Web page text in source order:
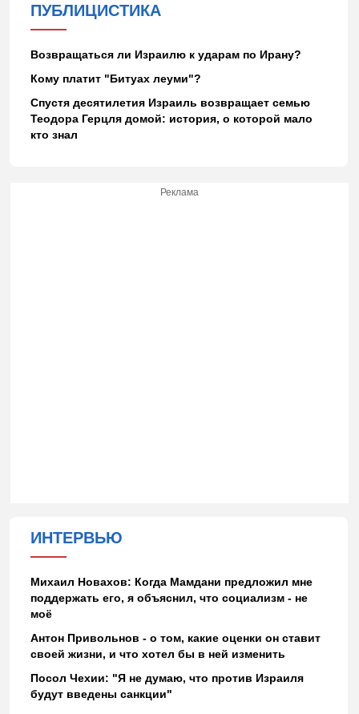
ПУБЛИЦИСТИКА
Возвращаться ли Израилю к ударам по Ирану?
Кому платит "Битуах леуми"?
Спустя десятилетия Израиль возвращает семью
Теодора Герцля домой: история, о которой мало
кто знал
Реклама
ИНТЕРВЬЮ
Михаил Новахов: Когда Мамдани предложил мне
поддержать его, я объяснил, что социализм - не
моё
Антон Привольнов - о том, какие оценки он ставит
своей жизни, и что хотел бы в ней изменить
Посол Чехии: "Я не думаю, что против Израиля
будут введены санкции"